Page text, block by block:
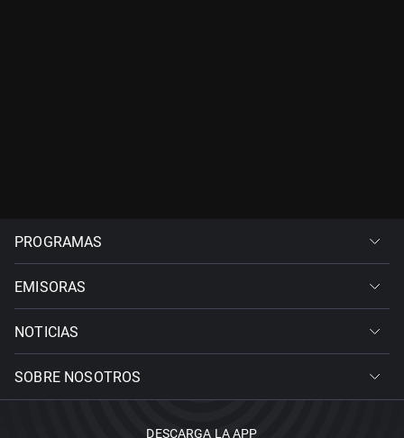
PROGRAMAS
EMISORAS
NOTICIAS
SOBRE NOSOTROS
DESCARGA LA APP